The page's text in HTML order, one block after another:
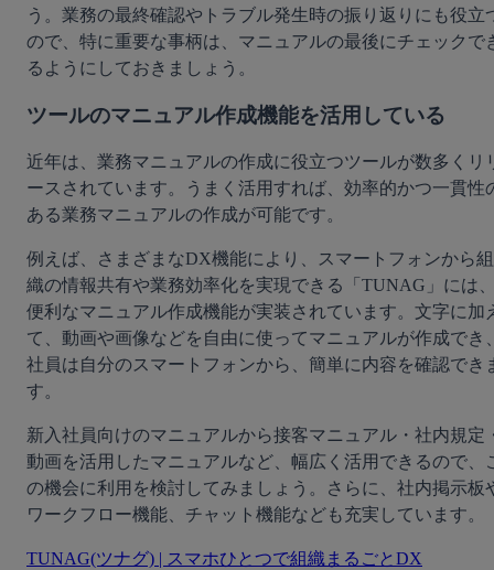
う。業務の最終確認やトラブル発生時の振り返りにも役立
ので、特に重要な事柄は、マニュアルの最後にチェックで
るようにしておきましょう。
ツールのマニュアル作成機能を活用している
近年は、業務マニュアルの作成に役立つツールが数多くリ
ースされています。うまく活用すれば、効率的かつ一貫性
ある業務マニュアルの作成が可能です。
例えば、さまざまなDX機能により、スマートフォンから組
織の情報共有や業務効率化を実現できる「TUNAG」には
便利なマニュアル作成機能が実装されています。文字に加
て、動画や画像などを自由に使ってマニュアルが作成でき
社員は自分のスマートフォンから、簡単に内容を確認でき
す。
新入社員向けのマニュアルから接客マニュアル・社内規定
動画を活用したマニュアルなど、幅広く活用できるので、
の機会に利用を検討してみましょう。さらに、社内掲示板
ワークフロー機能、チャット機能なども充実しています。
TUNAG(ツナグ) | スマホひとつで組織まるごとDX